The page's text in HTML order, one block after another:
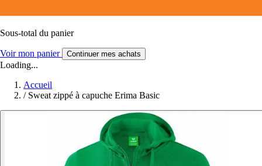
Sous-total du panier
Voir mon panier Continuer mes achats
Loading...
Accueil
/ Sweat zippé à capuche Erima Basic